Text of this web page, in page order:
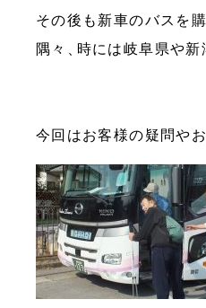
その後も新車のバスを
隅々
、時には岐阜県や
今回はお客様の疑問や